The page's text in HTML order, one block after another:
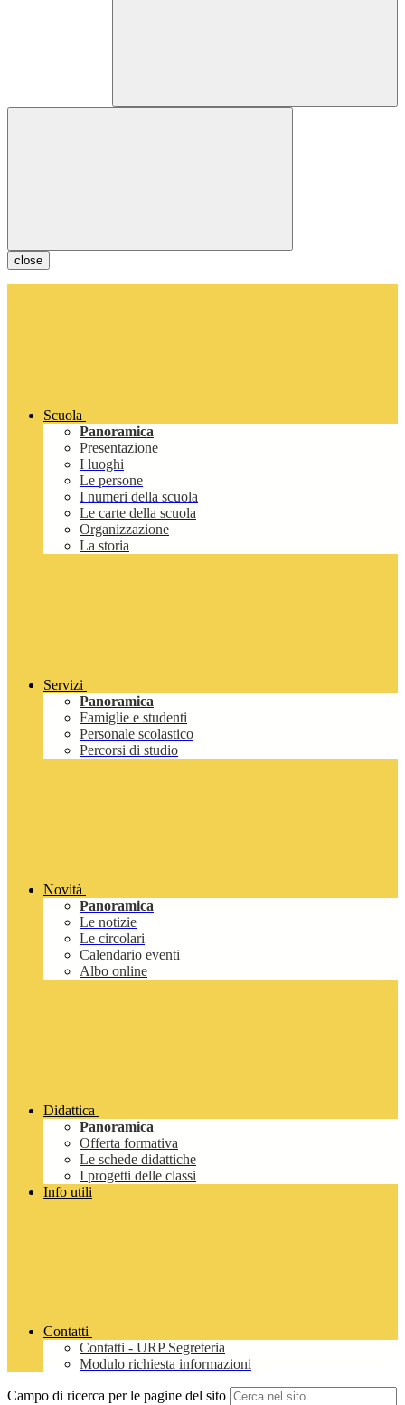
close
Scuola
Panoramica
Presentazione
I luoghi
Le persone
I numeri della scuola
Le carte della scuola
Organizzazione
La storia
Servizi
Panoramica
Famiglie e studenti
Personale scolastico
Percorsi di studio
Novità
Panoramica
Le notizie
Le circolari
Calendario eventi
Albo online
Didattica
Panoramica
Offerta formativa
Le schede didattiche
I progetti delle classi
Info utili
Contatti
Contatti - URP Segreteria
Modulo richiesta informazioni
Campo di ricerca per le pagine del sito